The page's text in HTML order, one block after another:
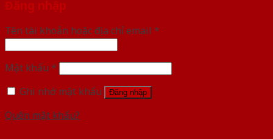
Đăng nhập
Tên tài khoản hoặc địa chỉ email *
Mật khẩu *
Ghi nhớ mật khẩu
Đăng nhập
Quên mật khẩu?